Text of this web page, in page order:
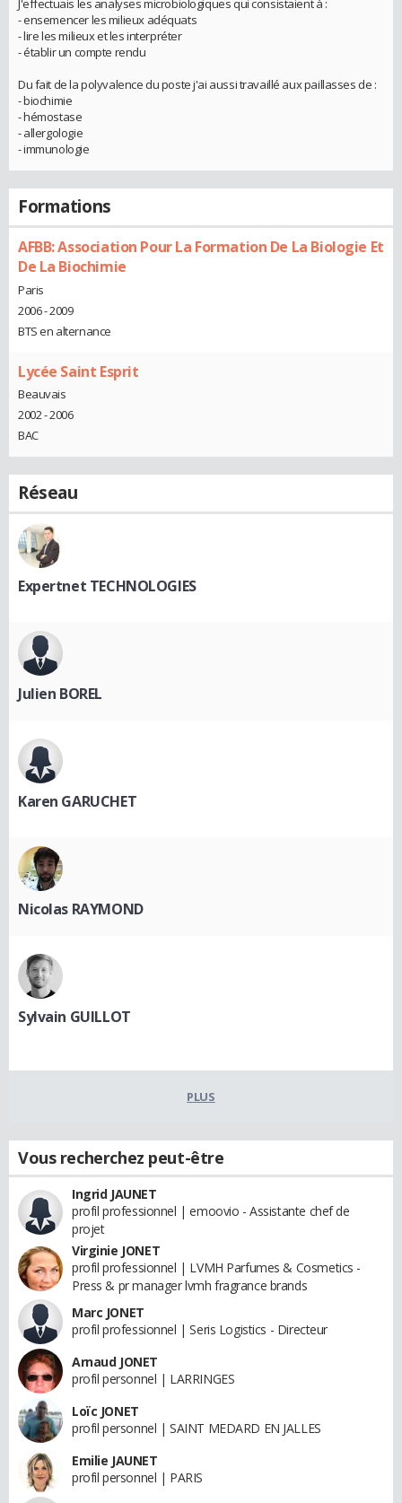
J'effectuais les analyses microbiologiques qui consistaient à :
- ensemencer les milieux adéquats
- lire les milieux et les interpréter
- établir un compte rendu
Du fait de la polyvalence du poste j'ai aussi travaillé aux paillasses de :
- biochimie
- hémostase
- allergologie
- immunologie
Formations
AFBB: Association Pour La Formation De La Biologie Et
De La Biochimie
Paris
2006 - 2009
BTS en alternance
Lycée Saint Esprit
Beauvais
2002 - 2006
BAC
Réseau
Expertnet TECHNOLOGIES
Julien BOREL
Karen GARUCHET
Nicolas RAYMOND
Sylvain GUILLOT
PLUS
Vous recherchez peut-être
Ingrid JAUNET
profil professionnel | emoovio - Assistante chef de
projet
Virginie JONET
profil professionnel | LVMH Parfumes & Cosmetics -
Press & pr manager lvmh fragrance brands
Marc JONET
profil professionnel | Seris Logistics - Directeur
Arnaud JONET
profil personnel | LARRINGES
Loïc JONET
profil personnel | SAINT MEDARD EN JALLES
Emilie JAUNET
profil personnel | PARIS